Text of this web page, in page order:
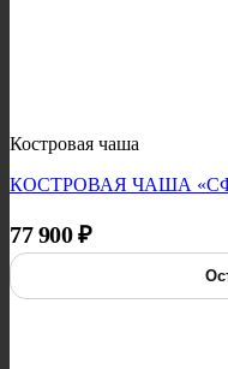
Костровая чаша
КОСТРОВАЯ ЧАША
77 900₽